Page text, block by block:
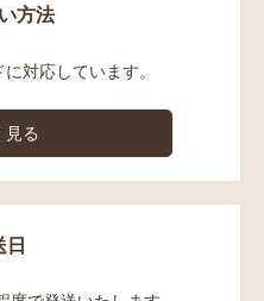
方法
対応しています。
見る
日